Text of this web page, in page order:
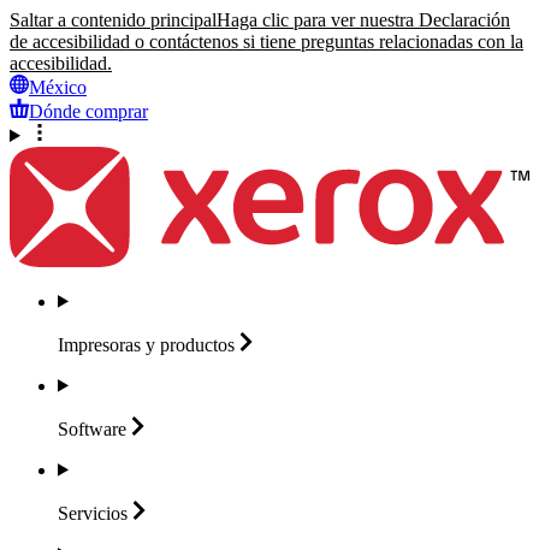
Saltar a contenido principalHaga clic para ver nuestra Declaración
de accesibilidad o contáctenos si tiene preguntas relacionadas con la
accesibilidad.
México
Dónde comprar
Impresoras y productos
Software
Servicios